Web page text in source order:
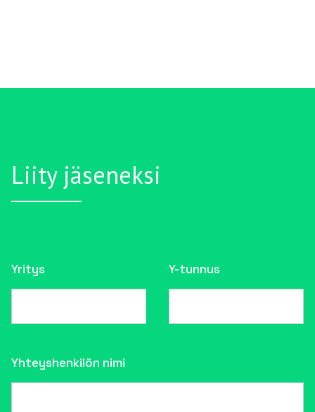
Liity jäseneksi
Yritys Y-tunnus
Yhteyshenkilön nimi